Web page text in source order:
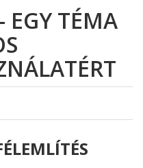
EGY TÉMA